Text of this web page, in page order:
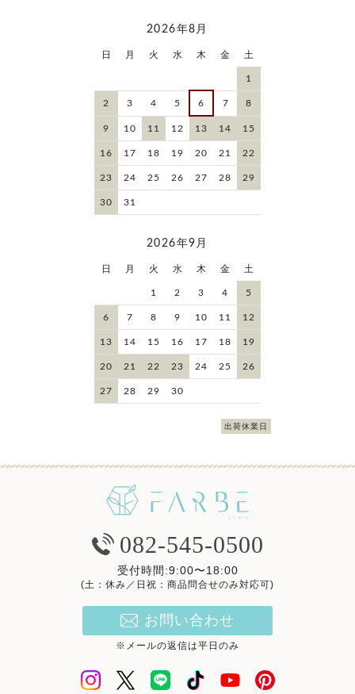
2026年8月
日 月 火 水 木 金 土
1
2 3 4 5 6 7 8
9 10 11 12 13 14 15
16 17 18 19 20 21 22
23 24 25 26 27 28 29
30 31
2026年9月
日 月 火 水 木 金 土
1 2 3 4 5
6 7 8 9 10 11 12
13 14 15 16 17 18 19
20 21 22 23 24 25 26
27 28 29 30
出荷休業日
082-545-0500
受付時間:9:00〜18:00
(土：休み／日祝：商品問合せのみ対応可)
お問い合わせ
※メールの返信は平日のみ